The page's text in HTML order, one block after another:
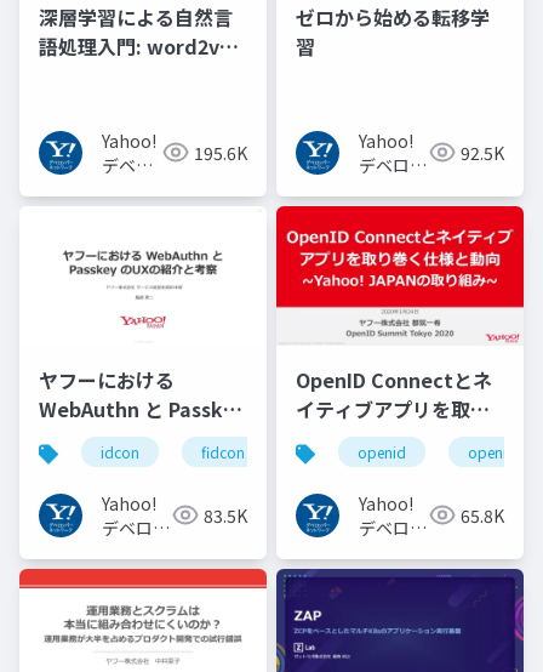
深層学習による自然言
語処理入門: word2vec
Yahoo!
デベロ
ネット
195.6K
ゼロから始める転移学
習
Yahoo!
デベロッ
トワーク
92.5K
ヤフーにおける
WebAuthn と Passkey
の UX の紹介と考察
#idcon #fidcon
idcon fidcon
Yahoo!
デベロッ
トワーク
83.5K
OpenID Connectとネ
イティブアプリを取り
巻く仕様と動向 Yahoo!
JAPANの取り組み
#openid
#openid_tokyo
openid
Yahoo!
デベロッ
トワーク
65.8K